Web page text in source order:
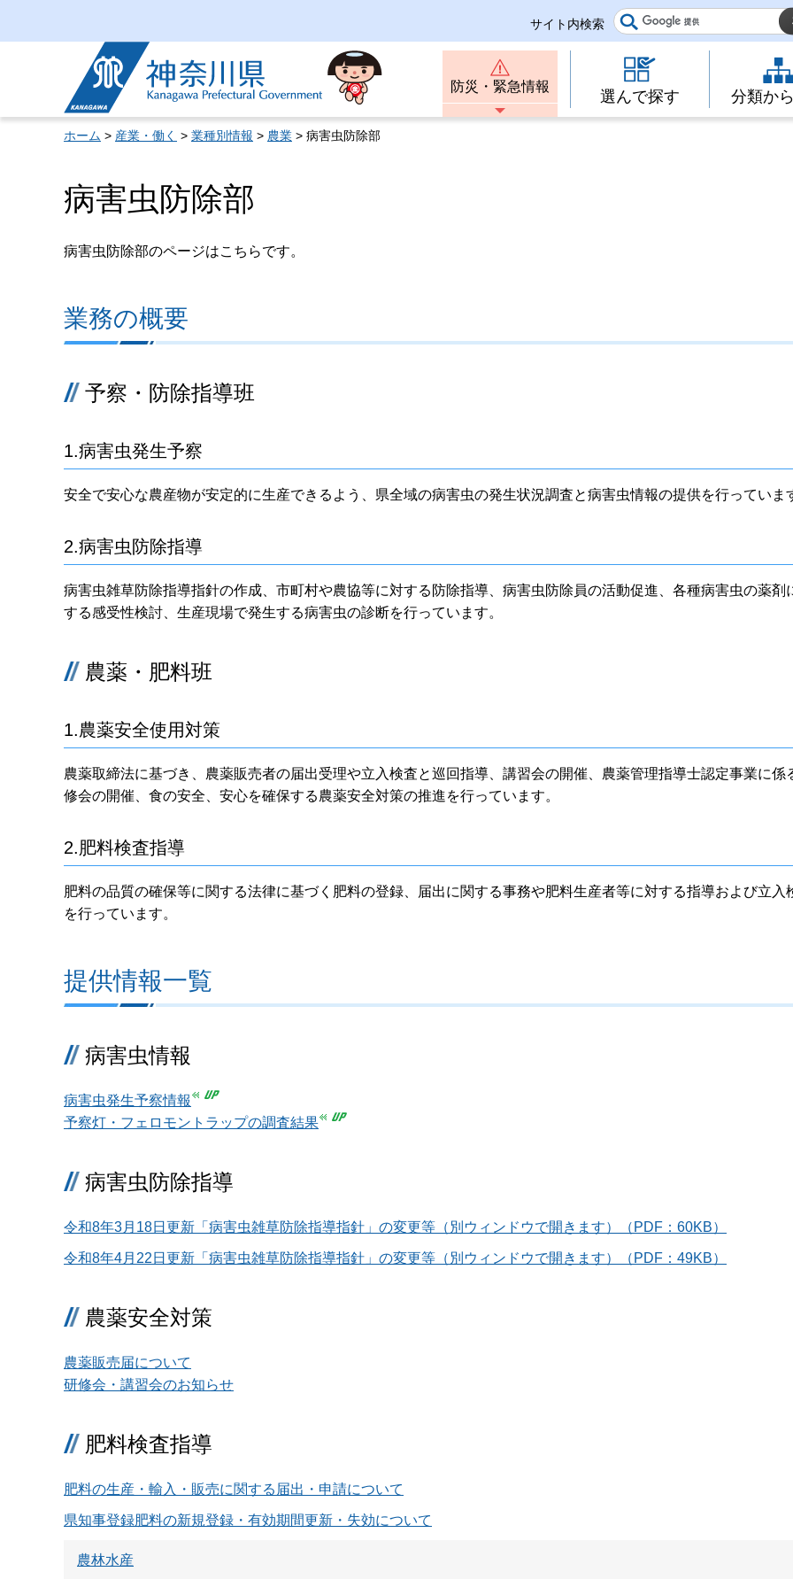
サイト内検索
神奈川県
防災・緊急情報
選んで探す 分類か
ホーム > 産業・働く > 業種別情報 > 農業 > 病害虫防除部
病害虫防除部
病害虫防除部のページはこちらです。
業務の概要
予察・防除指導班
1.病害虫発生予察
安全で安心な農産物が安定的に生産できるよう、県全域の病害虫の発生状況調査と病害虫情報の提供を行っていま
2.病害虫防除指導
病害虫雑草防除指導指針の作成、市町村や農協等に対する防除指導、病害虫防除員の活動促進、各種病害虫の薬剤
する感受性検討、生産現場で発生する病害虫の診断を行っています。
農薬・肥料班
1.農薬安全使用対策
農薬取締法に基づき、農薬販売者の届出受理や立入検査と巡回指導、講習会の開催、農薬管理指導士認定事業に係
修会の開催、食の安全、安心を確保する農薬安全対策の推進を行っています。
2.肥料検査指導
肥料の品質の確保等に関する法律に基づく肥料の登録、届出に関する事務や肥料生産者等に対する指導および立入
を行っています。
提供情報一覧
病害虫情報
病害虫発生予察情報
予察灯・フェロモントラップの調査結果
病害虫防除指導
令和8年3月18日更新「病害虫雑草防除指導指針」の変更等（別ウィンドウで開きます）（PDF：60KB）
令和8年4月22日更新「病害虫雑草防除指導指針」の変更等（別ウィンドウで開きます）（PDF：49KB）
農薬安全対策
農薬販売届について
研修会・講習会のお知らせ
肥料検査指導
肥料の生産・輸入・販売に関する届出・申請について
県知事登録肥料の新規登録・有効期間更新・失効について
農林水産